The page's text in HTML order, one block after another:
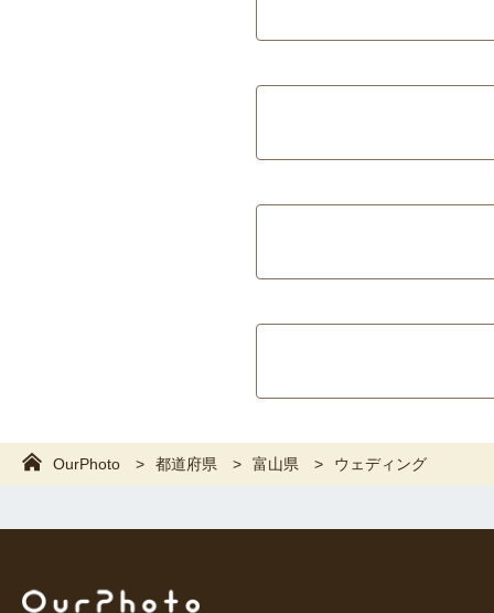
OurPhoto 都道府県 富山県 ウェディング